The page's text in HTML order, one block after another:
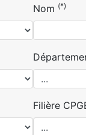
Nom (*)
Filière